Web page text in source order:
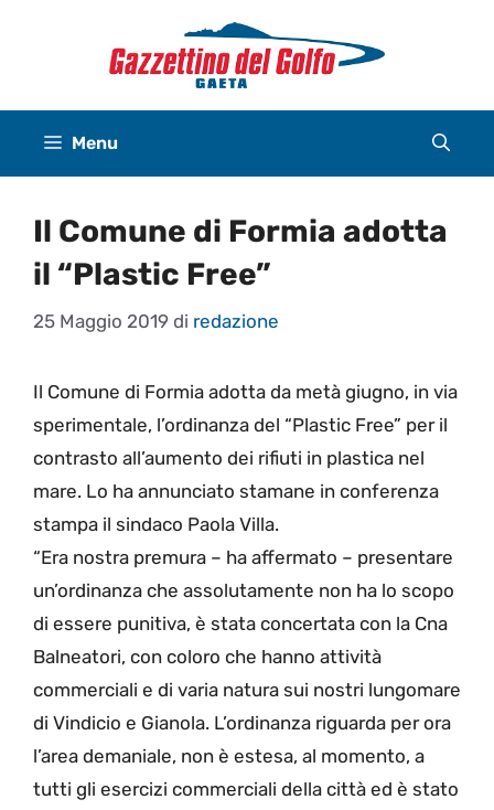
Menu
Il Comune di Formia adotta
il “Plastic Free”
25 Maggio 2019 di redazione
Il Comune di Formia adotta da metà giugno, in via
sperimentale, l’ordinanza del “Plastic Free” per il
contrasto all’aumento dei rifiuti in plastica nel
mare. Lo ha annunciato stamane in conferenza
stampa il sindaco Paola Villa.
“Era nostra premura – ha affermato – presentare
un’ordinanza che assolutamente non ha lo scopo
di essere punitiva, è stata concertata con la Cna
Balneatori, con coloro che hanno attività
commerciali e di varia natura sui nostri lungomare
di Vindicio e Gianola. L’ordinanza riguarda per ora
l’area demaniale, non è estesa, al momento, a
tutti gli esercizi commerciali della città ed è stato